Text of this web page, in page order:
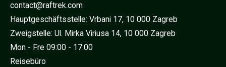
contact@raftrek.com
Hauptgeschäftsstelle: Vrbani 17, 10 000 Zagreb
Zweigstelle: Ul. Mirka Viriusa 14, 10 000 Zagreb
Mon - Fre 09:00 - 17:00
Reisebüro